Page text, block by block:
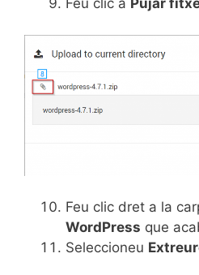
Feu clic a Pujar
Feu clic dret a la
WordPress que
Seleccioneu